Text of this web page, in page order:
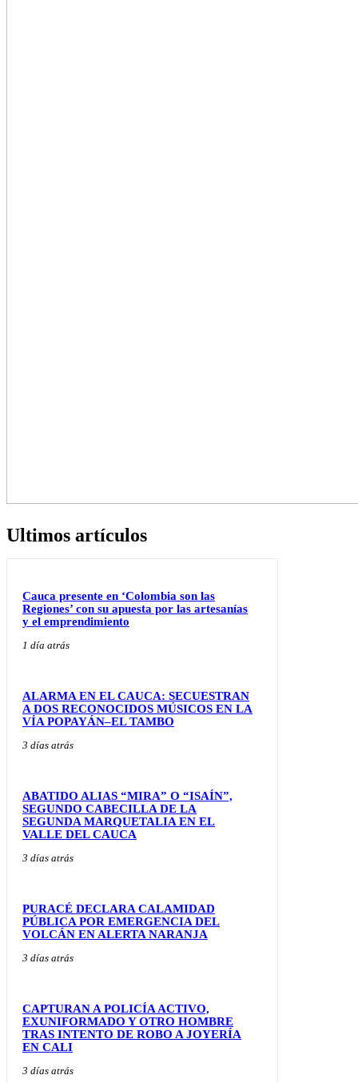
Ultimos artículos
Cauca presente en ‘Colombia son las
Regiones’ con su apuesta por las artesanías
y el emprendimiento
1 día atrás
ALARMA EN EL CAUCA: SECUESTRAN
A DOS RECONOCIDOS MÚSICOS EN LA
VÍA POPAYÁN–EL TAMBO
3 días atrás
ABATIDO ALIAS “MIRA” O “ISAÍN”,
SEGUNDO CABECILLA DE LA
SEGUNDA MARQUETALIA EN EL
VALLE DEL CAUCA
3 días atrás
PURACÉ DECLARA CALAMIDAD
PÚBLICA POR EMERGENCIA DEL
VOLCÁN EN ALERTA NARANJA
3 días atrás
CAPTURAN A POLICÍA ACTIVO,
EXUNIFORMADO Y OTRO HOMBRE
TRAS INTENTO DE ROBO A JOYERÍA
EN CALI
3 días atrás